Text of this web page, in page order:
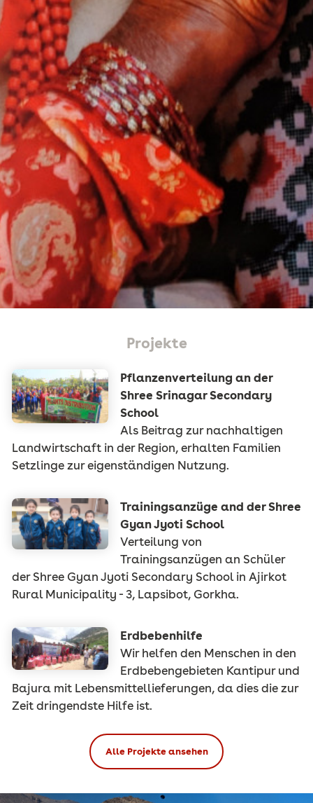
Projekte
Pflanzenverteilung an der
Shree Srinagar Secondary
School
Als Beitrag zur nachhaltigen
Landwirtschaft in der Region, erhalten Familien
Setzlinge zur eigenständigen Nutzung.
Trainingsanzüge and der Shree
Gyan Jyoti School
Verteilung von
Trainingsanzügen an Schüler
der Shree Gyan Jyoti Secondary School in Ajirkot
Rural Municipality - 3, Lapsibot, Gorkha.
Erdbebenhilfe
Wir helfen den Menschen in den
Erdbebengebieten Kantipur und
Bajura mit Lebensmittellieferungen, da dies die zur
Zeit dringendste Hilfe ist.
Alle Projekte ansehen